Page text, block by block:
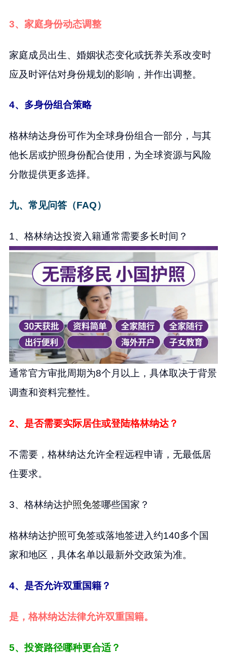
3、家庭身份动态调整
家庭成员出生、婚姻状态变化或抚养关系改变时
应及时评估对身份规划的影响，并作出调整。
4、多身份组合策略
格林纳达身份可作为全球身份组合一部分，与其
他长居或护照身份配合使用，为全球资源与风险
分散提供更多选择。
九、常见问答（FAQ）
1、格林纳达投资入籍通常需要多长时间？
通常官方审批周期为8个月以上，具体取决于背景
调查和资料完整性。
2、是否需要实际居住或登陆格林纳达？
不需要，格林纳达允许全程远程申请，无最低居
住要求。
3、格林纳达护照免签哪些国家？
格林纳达护照可免签或落地签进入约140多个国
家和地区，具体名单以最新外交政策为准。
4、是否允许双重国籍？
是，格林纳达法律允许双重国籍。
5、投资路径哪种更合适？